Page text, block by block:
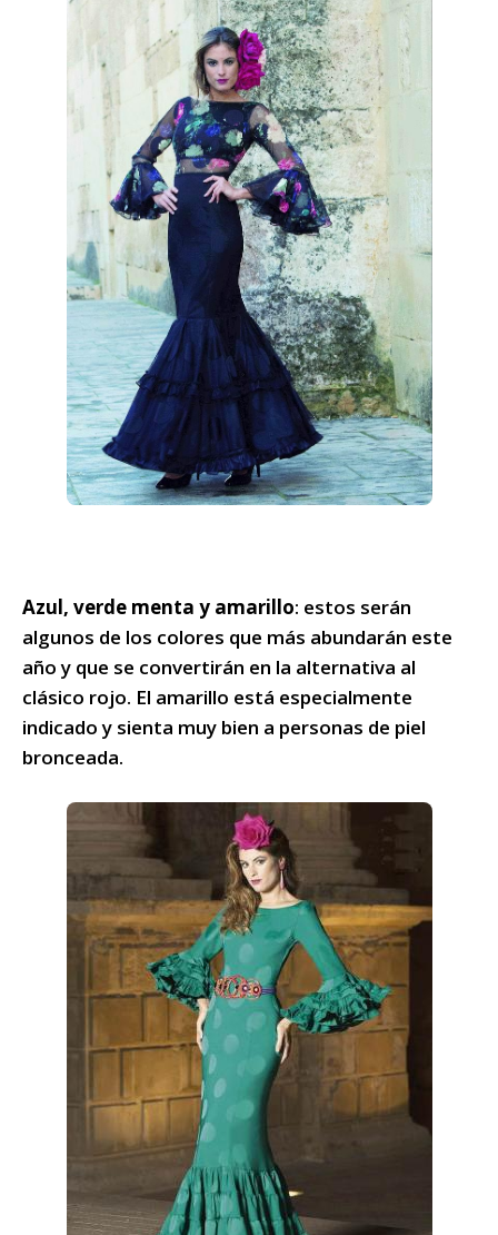
Azul, verde menta y amarillo: estos serán
algunos de los colores que más abundarán este
año y que se convertirán en la alternativa al
clásico rojo. El amarillo está especialmente
indicado y sienta muy bien a personas de piel
bronceada.